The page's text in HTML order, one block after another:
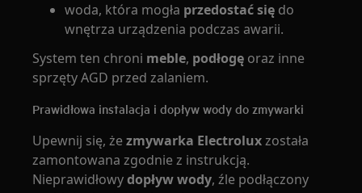
woda, która mogła przedostać się do
wnętrza urządzenia podczas awarii.
System ten chroni meble, podłogę oraz inne
sprzęty AGD przed zalaniem.
Prawidłowa instalacja i dopływ wody do zmywarki
Upewnij się, żezmywarka Electroluxzostała
zamontowana zgodnie z instrukcją.
Nieprawidłowydopływ wody, źle podłączony